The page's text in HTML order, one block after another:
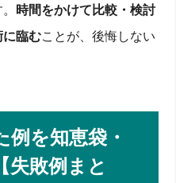
時間をかけて比較・検討
に臨むことが、後悔しない
を知恵袋・
失敗例まと
を継続した場合の長期費
見据えた検討ポイント
と情報収集手段